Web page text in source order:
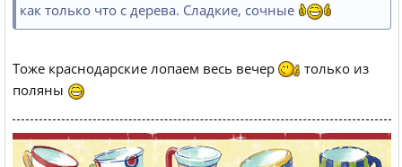
как только что с дерева. Сладкие, сочные
Тоже краснодарские лопаем весь вечер
только из
поляны